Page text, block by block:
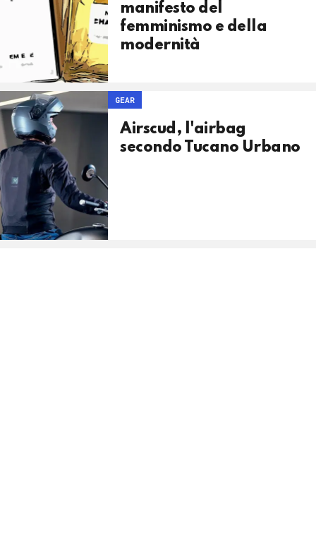
manifesto del
femminismo e della
modernità
GEAR
Airscud, l'airbag
secondo Tucano Urbano